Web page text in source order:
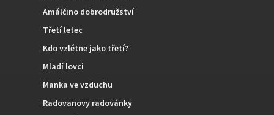
Amálčino dobrodružství
Třetí letec
Kdo vzlétne jako třetí?
Mladí lovci
Manka ve vzduchu
Radovanovy radovánky